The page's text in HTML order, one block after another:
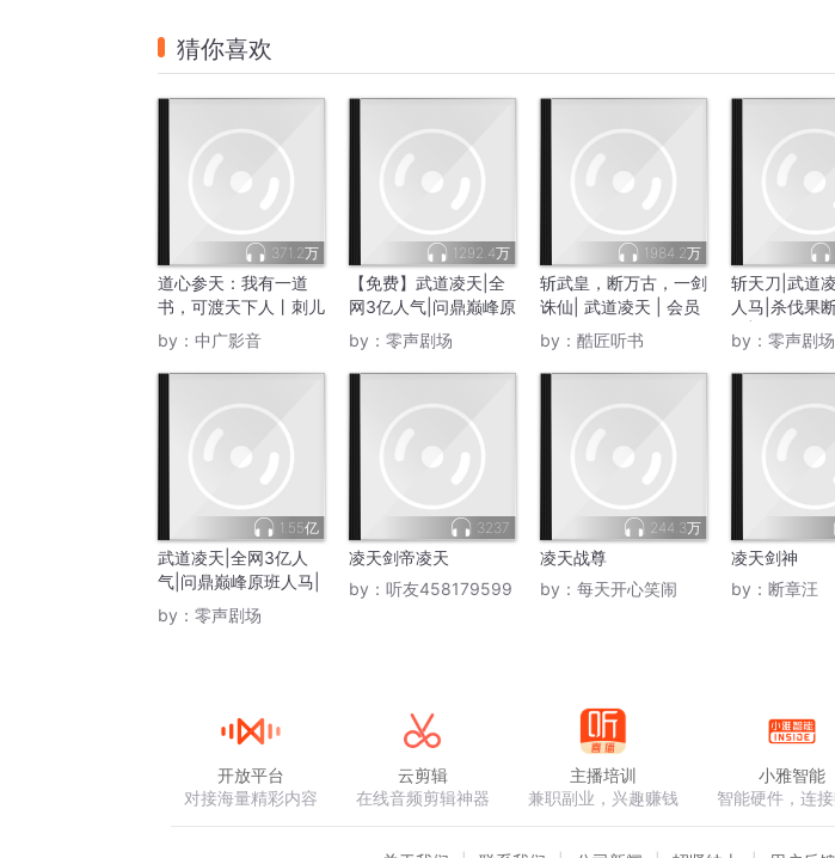
猜你喜欢
371.2万
道心参天：我有一道
书，可渡天下人丨刺儿
丨武道凌天
by： 中广影音
1292.4万
【免费】武道凌天|全
网3亿人气|问鼎巅峰原
班人马
by： 零声剧场
1984.2万
斩武皇，断万古，一剑
诛仙| 武道凌天 | 会员
免费
by： 酷匠听书
斩天刀|武道
人马|杀伐果
推|热血爽文
by： 零声剧场
1.55亿
武道凌天|全网3亿人
气|问鼎巅峰原班人马|
极道剑尊杀伐果断
by： 零声剧场
3237
凌天剑帝凌天
by： 听友458179599
244.3万
凌天战尊
by： 每天开心笑闹
凌天剑神
by： 断章汪
开放平台
对接海量精彩内容
云剪辑
在线音频剪辑神器
主播培训
兼职副业，兴趣赚钱
小雅智能
智能硬件，连